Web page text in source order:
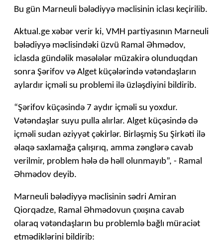
Bu gün Marneuli bələdiyyə məclisinin iclası keçirilib.
Aktual.ge xəbər verir ki, VMH partiyasının Marneuli
bələdiyyə məclisindəki üzvü Ramal Əhmədov,
iclasda gündəlik məsələlər müzakirə olunduqdan
sonra Şərifov və Alget küçələrində vətəndaşların
aylardır içməli su problemi ilə üzləşdiyini bildirib.
“Şərifov küçəsində 7 aydır içməli su yoxdur.
Vətəndaşlar suyu pulla alırlar. Alget küçəsində də
içməli sudan əziyyət çəkirlər. Birləşmiş Su Şirkəti ilə
əlaqə saxlamağa çalışırıq, amma zənglərə cavab
verilmir, problem hələ də həll olunmayıb”, - Ramal
Əhmədov deyib.
Marneuli bələdiyyə məclisinin sədri Amiran
Qiorqadze, Ramal Əhmədovun çıxışına cavab
olaraq vətəndaşların bu problemlə bağlı müraciət
etmədiklərini bildirib: